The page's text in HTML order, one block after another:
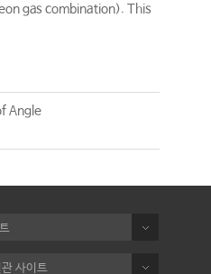
gas combination). This
Angle
사이트